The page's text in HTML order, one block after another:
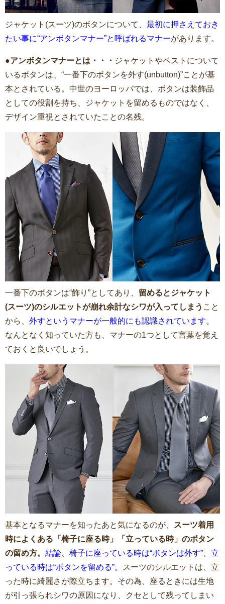
ジャケット(スーツ)のボタンについて、 最初に押さえておき
たい事に“アンボタンマナー”と呼ばれるマナーがあります。
●アンボタンマナーとは・・・ ジャケットやベストについて
いるボタンは、“一番下のボタンを外す(unbutton)”ことが基
本とされている。中世のヨーロッパでは、ボタンは装飾品
としての役割を持ち、ジャケットを留めるものではなく、
デザイン重視とされていたことの名残。
一番下のボタンは“飾り”としてあり、 留めるとジャケット
(スーツ)のシルエットが崩れ余計なシワが入ってしまう こと
から、 外すというマナーが一般的にも認識されています。
なんとなく知っていた方も、マナーの1つとして言葉を覚え
ておくと良いでしょう。
基本となるマナーを知ったあと気になるのが、
スーツ着用
時によくある「椅子に座る時」「立っている時」のボタン
の留め方。 結論、椅子に座っている時は“ボタンは外す”、立
っている時は“ボタンを留める”。
スーツのシルエットは、立
った時に綺麗さが際立ちます。その為、座るときには生地
が引っ張られシワの原因になり、クセとして残ってしまい